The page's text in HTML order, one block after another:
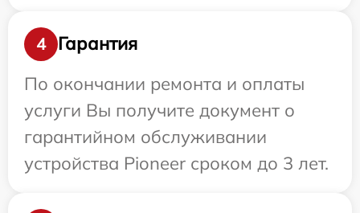
4
Гарантия
По окончании ремонта и оплаты
услуги Вы получите документ о
гарантийном обслуживании
устройства Pioneer сроком до 3 лет.